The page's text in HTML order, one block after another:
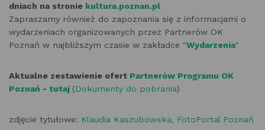
dniach na stronie kultura.poznan.pl
Zapraszamy również do zapoznania się z informacjami o
wydarzeniach organizowanych przez Partnerów OK
Poznań w najbliższym czasie w zakładce "Wydarzenia"
Aktualne zestawienie ofert Partnerów Programu OK
Poznań - tutaj (Dokumenty do pobrania)
zdjęcie tytułowe: Klaudia Kaszubowska, FotoPortal Poznań